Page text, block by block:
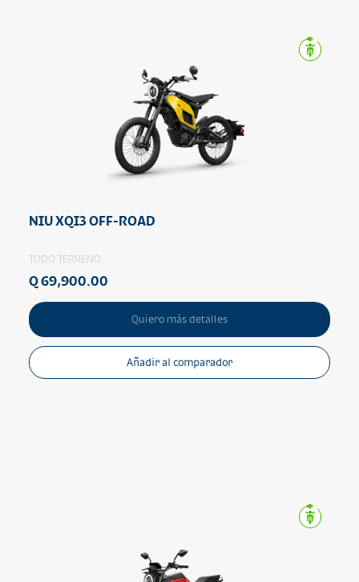
NIU XQI3 OFF-ROAD
TODO TERRENO
Q 69,900.00
Quiero más detalles
Añadir al comparador